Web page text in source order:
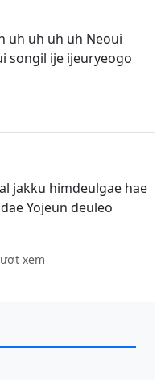
uh uh uh uh Neoui
songil ije ijeuryeogo
jakku himdeulgae hae
Yojeun deuleo
xem